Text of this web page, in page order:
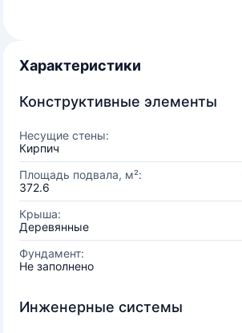
Характеристики
Конструктивные элементы
Несущие стены:
Кирпич
Площадь подвала, м²:
372.6
Крыша:
Деревянные
Фундамент:
Не заполнено
Инженерные системы